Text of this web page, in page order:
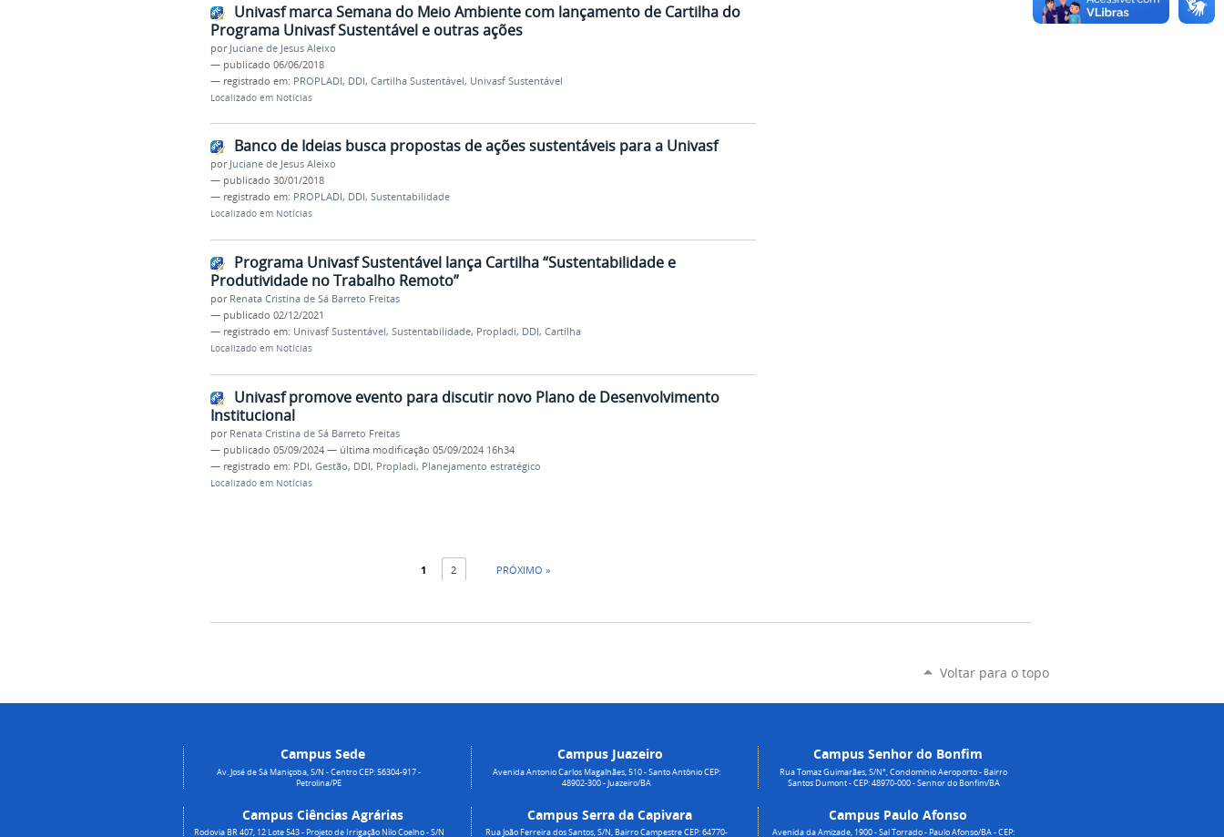
Univasf marca Semana do Meio Ambiente com lançamento de Cartilha do
Programa Univasf Sustentável e outras ações
por Juciane de Jesus Aleixo
— publicado 06/06/2018
— registrado em: PROPLADI, DDI, Cartilha Sustentável, Univasf Sustentável
Localizado em Notícias
Banco de Ideias busca propostas de ações sustentáveis para a Univasf
por Juciane de Jesus Aleixo
— publicado 30/01/2018
— registrado em: PROPLADI, DDI, Sustentabilidade
Localizado em Notícias
Programa Univasf Sustentável lança Cartilha “Sustentabilidade e
Produtividade no Trabalho Remoto”
por Renata Cristina de Sá Barreto Freitas
— publicado 02/12/2021
— registrado em: Univasf Sustentável, Sustentabilidade, Propladi, DDI, Cartilha
Localizado em Notícias
Univasf promove evento para discutir novo Plano de Desenvolvimento
Institucional
por Renata Cristina de Sá Barreto Freitas
— publicado 05/09/2024 — última modificação 05/09/2024 16h34
— registrado em: PDI, Gestão, DDI, Propladi, Planejamento estratégico
Localizado em Notícias
1 2 PRÓXIMO »
Voltar para o topo
Campus Sede
Av. José de Sá Maniçoba, S/N - Centro CEP: 56304-917 -
Petrolina/PE
Campus Ciências Agrárias
Rodovia BR 407, 12 Lote 543 - Projeto de Irrigação Nilo Coelho - S/N
Campus Juazeiro
Avenida Antonio Carlos Magalhães, 510 - Santo Antônio CEP:
48902-300 - Juazeiro/BA
Campus Serra da Capivara
Rua João Ferreira dos Santos, S/N, Bairro Campestre CEP: 64770-
Campus Senhor do Bonfim
Rua Tomaz Guimarães, S/N°, Condomínio Aeroporto - Bairro
Santos Dumont - CEP: 48970-000 - Senhor do Bonfim/BA
Campus Paulo Afonso
Avenida da Amizade, 1900 - Sal Torrado - Paulo Afonso/BA - CEP: